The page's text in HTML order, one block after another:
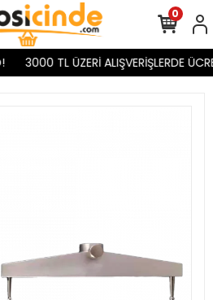
3000 TL ÜZERİ ALIŞVERİŞLERDE
0